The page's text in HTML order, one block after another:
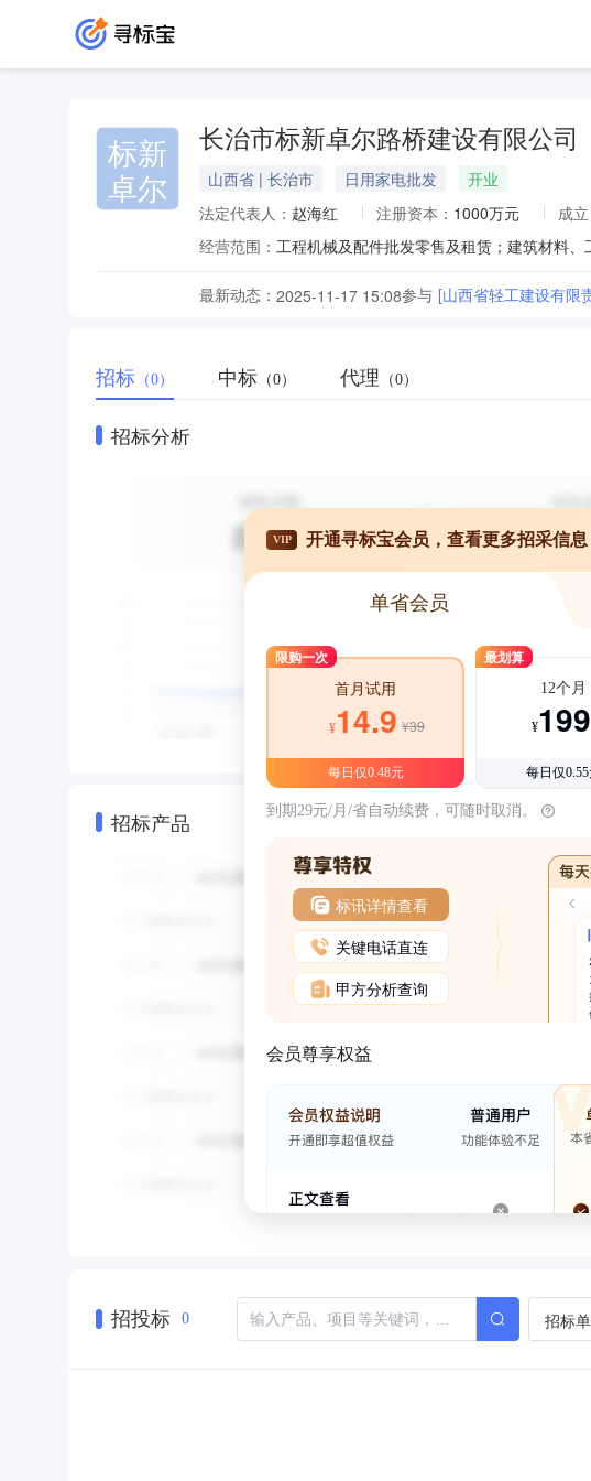
标新
卓尔
长治市标新卓尔路桥建设有限公司
山西省 | 长治市 日用家电批发
开业
法定代表人： 赵海红 注册资本： 1000万元 成立
经营范围：
最新动态： 2025-11-17 15:08参与 [山西省轻工建设有限
招标 （0） 中标 （0） 代理 （0）
招标分析
招标产品
VIP 开通寻标宝会员，查看更多招采信息
单省会员
限购一次
首月试用
¥14.9 ¥39
每日仅0.48元
最划算
12个月
¥199
每日仅
到期29元/月/省自动续费，可随时取消。
标讯详情查看
关键电话直连
甲方分析查询
会员尊享权益
招投标 0 招标